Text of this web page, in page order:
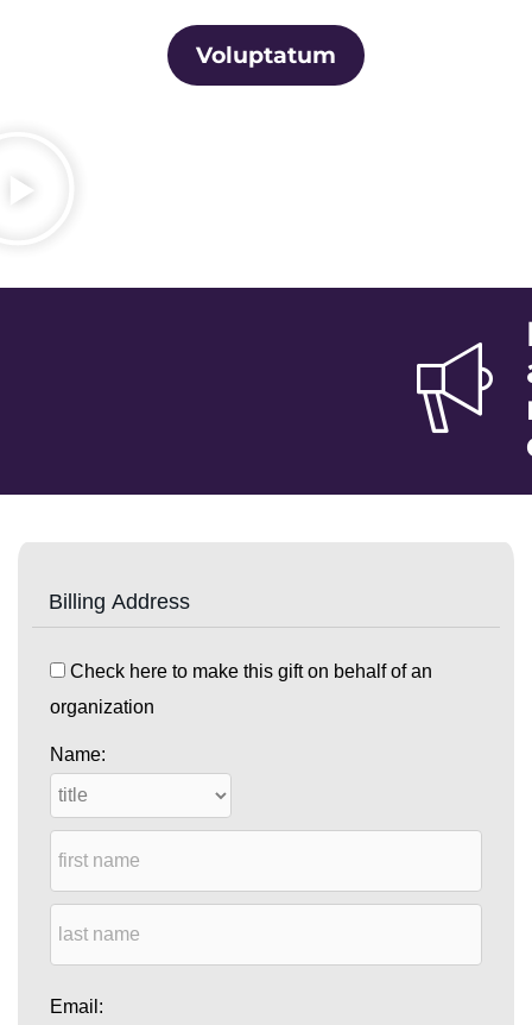
Voluptatum
Billing Address
Check here to make this gift on behalf of an
organization
Name:
Email: